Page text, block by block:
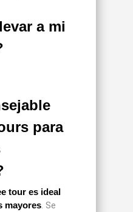
a mi
para
tour es ideal
mayores. Se